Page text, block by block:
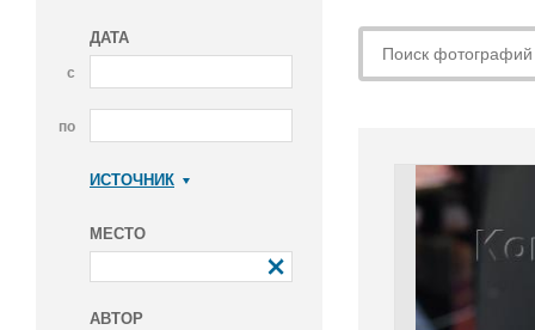
ДАТА
с
по
ИСТОЧНИК
МЕСТО
АВТОР